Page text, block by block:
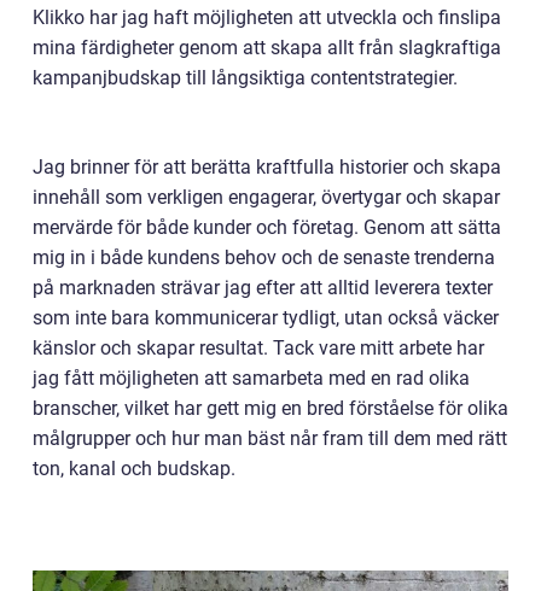
Klikko har jag haft möjligheten att utveckla och finslipa
mina färdigheter genom att skapa allt från slagkraftiga
kampanjbudskap till långsiktiga contentstrategier.
Jag brinner för att berätta kraftfulla historier och skapa
innehåll som verkligen engagerar, övertygar och skapar
mervärde för både kunder och företag. Genom att sätta
mig in i både kundens behov och de senaste trenderna
på marknaden strävar jag efter att alltid leverera texter
som inte bara kommunicerar tydligt, utan också väcker
känslor och skapar resultat. Tack vare mitt arbete har
jag fått möjligheten att samarbeta med en rad olika
branscher, vilket har gett mig en bred förståelse för olika
målgrupper och hur man bäst når fram till dem med rätt
ton, kanal och budskap.